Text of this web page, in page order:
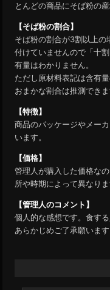
とんどの商品にそば粉の
【そば粉の割合】
そば粉の割合が3割以上の
付けていませんので「十
有量はわかりません。
ただし原材料表記は含有
おまかな割合は推測できま
【特徴】
商品のパッケージやメー
います。
【価格】
管理人が購入した価格な
所や時期によって異なりま
【管理人のコメント】
個人的な感想です。食す
あらかじめご了承願います